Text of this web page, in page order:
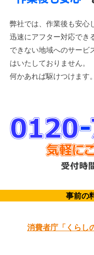
弊社では、作業後も安心
迅速にアフター対応でき
できない地域へのサービ
はいたしておりません。
何かあれば駆けつけます
事前の
消費者庁「くらし